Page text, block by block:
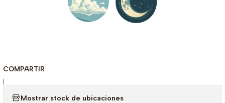
COMPARTIR
|
Mostrar stock de ubicaciones